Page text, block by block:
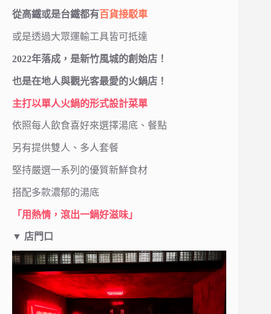
從高鐵或是台鐵都有百貨接駁車
或是透過大眾運輸工具皆可抵達
2022年落成，是新竹風城的創始店！
也是在地人與觀光客最愛的火鍋店！
主打以單人火鍋的形式設計菜單
依照每人飲食喜好來選擇湯底、餐點
另有提供雙人、多人套餐
堅持嚴選一系列的優質新鮮食材
搭配多款濃郁的湯底
「用熱情，滾出一鍋好滋味」
▼ 店門口